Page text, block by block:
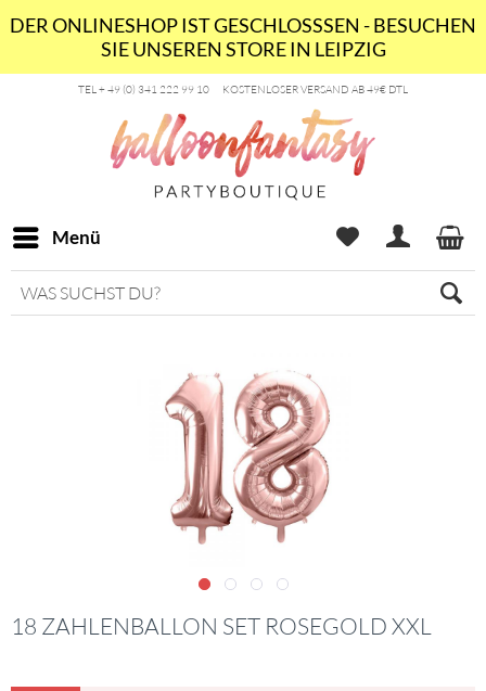
DER ONLINESHOP IST GESCHLOSSSEN - BESUCHEN
SIE UNSEREN STORE IN LEIPZIG
TEL + 49 (0) 341 222 99 10 KOSTENLOSER VERSAND AB 49€ DTL
Menü
18 ZAHLENBALLON SET ROSEGOLD XXL